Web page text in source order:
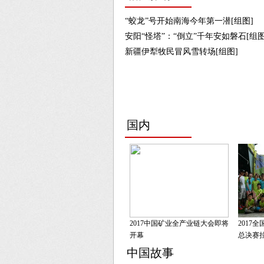
“蛟龙”号开始南海今年第一潜[组图]
安阳“怪塔”：“倒立”千年安如磐石[组
新疆伊犁牧民冒风雪转场[组图]